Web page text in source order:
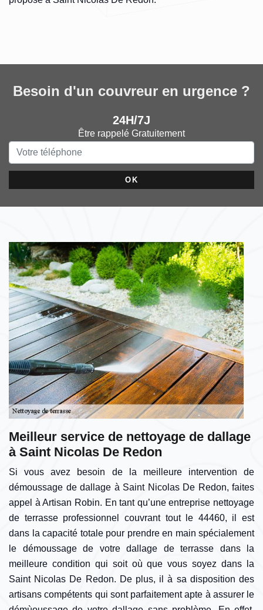
Besoin d'un couvreur en urgence ?
24H/7J
Être rappelé Gratuitement
Meilleur service de nettoyage de dallage
à Saint Nicolas De Redon
Si vous avez besoin de la meilleure intervention de
démoussage de dallage à Saint Nicolas De Redon, faites
appel à Artisan Robin. En tant qu’une entreprise nettoyage
de terrasse professionnel couvrant tout le 44460, il est
dans la capacité totale pour prendre en main spécialement
le démoussage de votre dallage de terrasse dans la
meilleure condition qui soit où que vous soyez dans la
Saint Nicolas De Redon. De plus, il à sa disposition des
artisans compétents qui sont parfaitement apte à assurer le